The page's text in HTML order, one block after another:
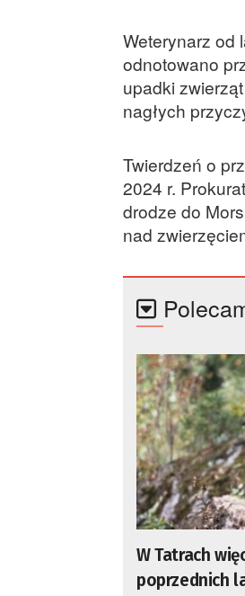
Weterynarz od
odnotowano
upadki
nagłych
Twierdzeń o
2024 r.
drodze do
nad
W Tatrach
poprzednich